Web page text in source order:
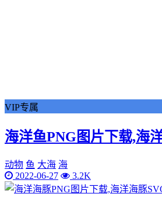
VIP专属
海洋鱼PNG图片下载,海
动物 鱼 大海 海
2022-06-27
3.2K